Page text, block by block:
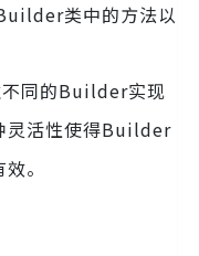
类中的方法以
同的Builder实现
灵活性使得Builder
。